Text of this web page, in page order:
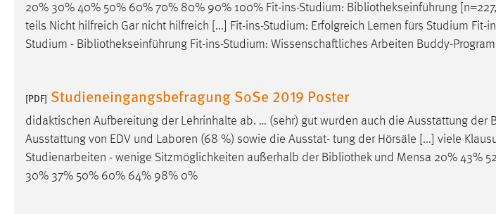
20% 30% 40% 50% 60% 70% 80% 90% 100% Fit-ins-Studium: Bibliothekseinführung
teils Nicht hilfreich Gar nicht hilfreich [...] Fit-ins-Studium: Erfolgreich Lernen fürs Studium Fit-
Studium - Bibliothekseinführung Fit-ins-Studium: Wissenschaftliches Arbeiten Buddy-
[PDF] Studieneingangsbefragung SoSe 2019 Poster
didaktischen Aufbereitung der Lehrinhalte ab. … (sehr) gut wurden auch die Ausstattung der
Ausstattung von EDV und Laboren (68 %) sowie die Ausstat- tung der Hörsäle [...] viele
Studienarbeiten - wenige Sitzmöglichkeiten außerhalb der Bibliothekund Mensa 20% 43%
30% 37% 50% 60% 64% 98% 0%
Name: cookie_consent
Dieser Cookie speichert die
ausgewählten Einverständnis-Optionen
Cookie Laufzeit:
Performance
Name: staticfilecache